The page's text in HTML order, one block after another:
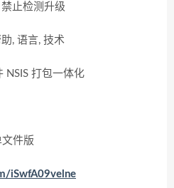
止检测升级
, 语言, 技术
NSIS 打包一体化
件版
iSwfA09velne